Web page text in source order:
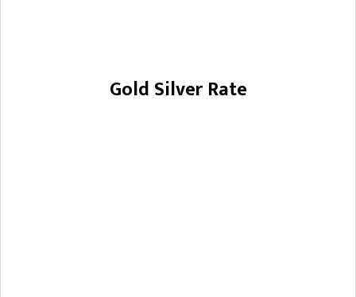
Gold Silver Rate